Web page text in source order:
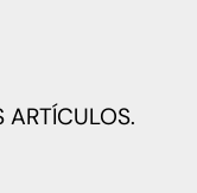
ARTÍCULOS.